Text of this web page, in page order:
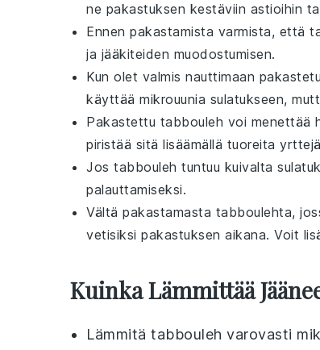
ne pakastuksen kestäviin astioihin
Ennen pakastamista varmista, että
ja jääkiteiden muodostumisen.
Kun olet valmis nauttimaan
käyttää mikrouunia sulatukseen,
Pakastettu tabbouleh voi menettää
piristää sitä lisäämällä tuoreita
Jos tabbouleh tuntuu kuivalta
palauttamiseksi.
Vältä pakastamasta tabboulehta,
vetisiksi pakastuksen aikana. Voit
Kuinka Lämmittää
Lämmitä tabbouleh varovasti